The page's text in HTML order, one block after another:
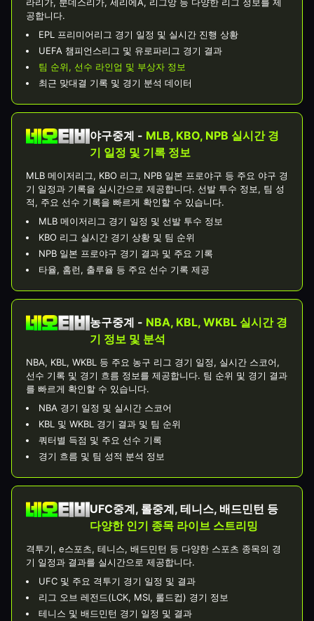
공합니다.
EPL 프리미어리그 경기 일정 및 실시간 진행 상황
UEFA 챔피언스리그 및 유로파리그 경기 결과
팀 순위, 선수 라인업 및 부상자 정보
최근 맞대결 기록 및 경기 분석 데이터
야구중계 - MLB, KBO, NPB 실시간 경
기 일정 및 기록 정보
MLB 메이저리그, KBO 리그, NPB 일본 프로야구 등 주요 야구 경
기 일정과 기록을 실시간으로 제공합니다. 선발 투수 정보, 팀 성
적, 주요 선수 기록을 빠르게 확인할 수 있습니다.
MLB 메이저리그 경기 일정 및 선발 투수 정보
KBO 리그 실시간 경기 상황 및 팀 순위
NPB 일본 프로야구 경기 결과 및 주요 기록
타율, 홈런, 출루율 등 주요 선수 기록 제공
농구중계 - NBA, KBL, WKBL 실시간 경
기 정보 및 분석
NBA, KBL, WKBL 등 주요 농구 리그 경기 일정, 실시간 스코어,
선수 기록 및 경기 흐름 정보를 제공합니다. 팀 순위 및 경기 결과
를 빠르게 확인할 수 있습니다.
NBA 경기 일정 및 실시간 스코어
KBL 및 WKBL 경기 결과 및 팀 순위
쿼터별 득점 및 주요 선수 기록
경기 흐름 및 팀 성적 분석 정보
UFC중계, 롤중계, 테니스, 배드민턴 등
다양한 인기 종목 라이브 스트리밍
격투기, e스포츠, 테니스, 배드민턴 등 다양한 스포츠 종목의 경
기 일정과 결과를 실시간으로 제공합니다.
UFC 및 주요 격투기 경기 일정 및 결과
리그 오브 레전드(LCK, MSI, 롤드컵) 경기 정보
테니스 및 배드민턴 경기 일정 및 결과